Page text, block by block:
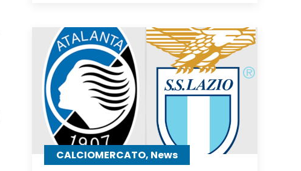
El
Bilal
resta
in
uscita:
Parma
un
passo
CALCIOMERCATO, News